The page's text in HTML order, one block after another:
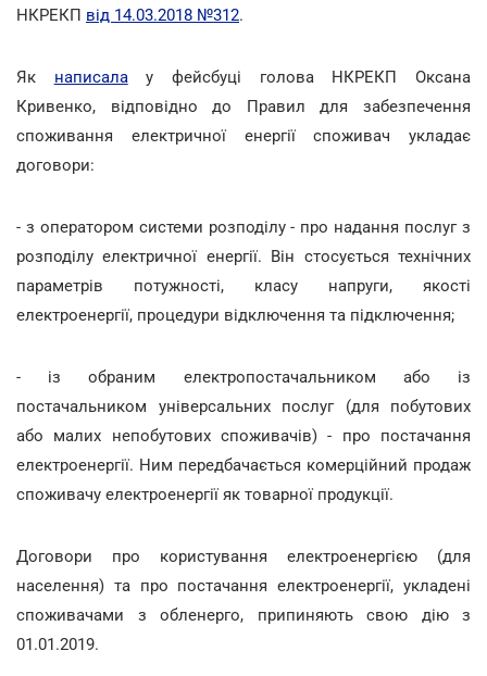
НКРЕКП від 14.03.2018 №312.
Як написалау фейсбуці голова НКРЕКП Оксана
Кривенко, відповідно до Правил для забезпечення
споживання електричної енергії споживач укладає
договори:
- з оператором системи розподілу - про надання послуг з
розподілу електричної енергії. Він стосується технічних
параметрів потужності, класу напруги, якості
електроенергії, процедури відключення та підключення;
- із обраним електропостачальником або із
постачальником універсальних послуг (для побутових
або малих непобутових споживачів) - про постачання
електроенергії. Ним передбачається комерційний продаж
споживачу електроенергії як товарної продукції.
Договори про користування електроенергією (для
населення) та про постачання електроенергії, укладені
споживачами з обленерго, припиняють свою дію з
01.01.2019.